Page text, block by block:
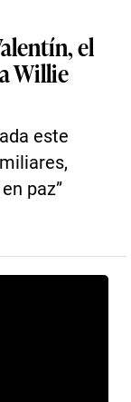
el
Willie
este
paz”